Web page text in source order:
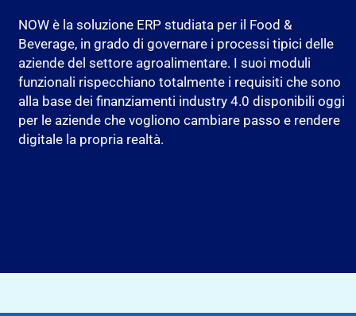
NOW è la soluzione ERP studiata per il Food &
Beverage, in grado di governare i processi tipici delle
aziende del settore agroalimentare. I suoi moduli
funzionali rispecchiano totalmente i requisiti che sono
alla base dei finanziamenti industry 4.0 disponibili oggi
per le aziende che vogliono cambiare passo e rendere
digitale la propria realtà.